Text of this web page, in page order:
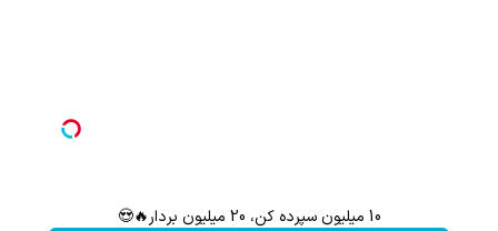
10 میلیون سپرده کن، 20 میلیون بردار🔥😍